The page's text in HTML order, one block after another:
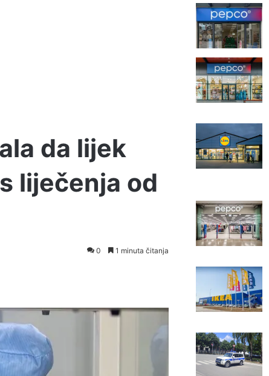
da lijek
liječenja od
0 1 minuta čitanja